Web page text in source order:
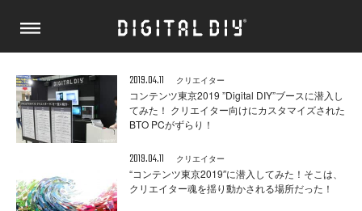
2019.04.11 クリエイター
コンテンツ東京2019 ”Digital DIY”ブースに潜入し
てみた！ クリエイター向けにカスタマイズされた
BTO PCがずらり！
2019.04.11 クリエイター
“コンテンツ東京2019″に潜入してみた！そこは、
クリエイター魂を揺り動かされる場所だった！